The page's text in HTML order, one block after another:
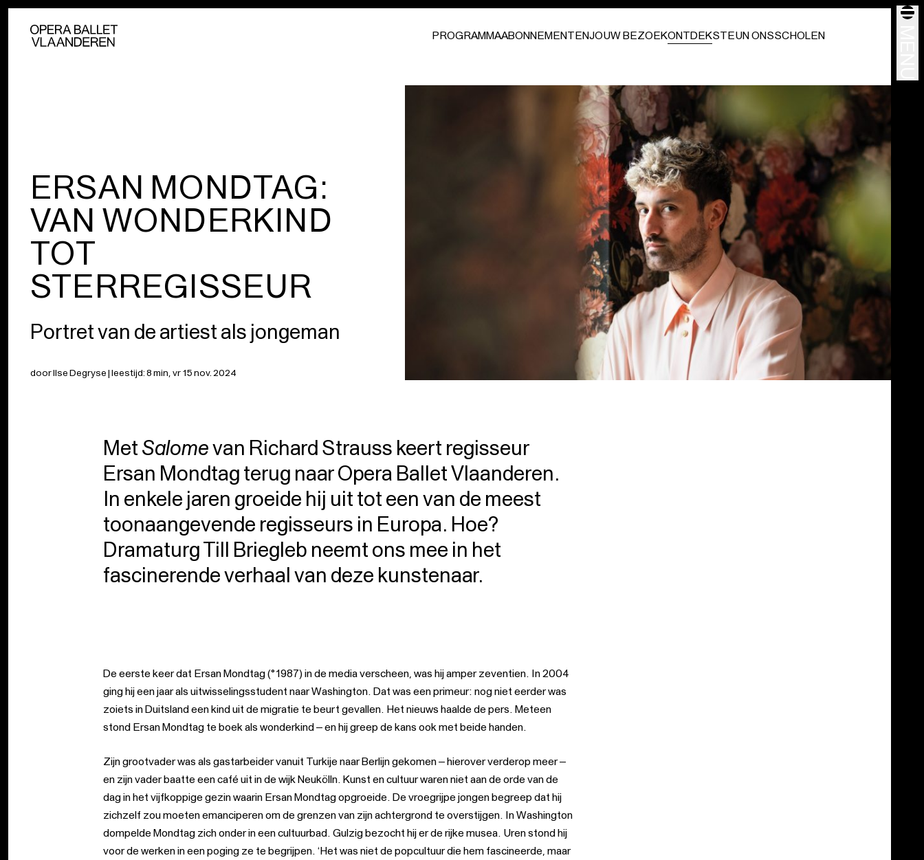
PROGRAMMAABONNEMENTENJOUW BEZOEKONTDEKSTEUN ONSSCHOLEN
ERSAN MONDTAG:
VAN WONDERKIND
TOT
STERREGISSEUR
Portret van de artiest als jongeman
door Ilse Degryse | leestijd: 8 min, vr 15 nov. 2024
MetSalomevan Richard Strauss keert regisseur
Ersan Mondtag terug naar Opera Ballet Vlaanderen.
In enkele jaren groeide hij uit tot een van de meest
toonaangevende regisseurs in Europa. Hoe?
Dramaturg Till Briegleb neemt ons mee in het
fascinerende verhaal van deze kunstenaar.
De eerste keer dat Ersan Mondtag (°1987) in de media verscheen, was hij amper zeventien. In 2004
ging hij een jaar als uitwisselingsstudent naar Washington. Dat was een primeur: nog niet eerder was
zoiets in Duitsland een kind uit de migratie te beurt gevallen. Het nieuws haalde de pers. Meteen
stond Ersan Mondtag te boek als wonderkind – en hij greep de kans ook met beide handen.
Zijn grootvader was als gastarbeider vanuit Turkije naar Berlijn gekomen – hierover verderop meer –
en zijn vader baatte een café uit in de wijk Neukölln. Kunst en cultuur waren niet aan de orde van de
dag in het vijfkoppige gezin waarin Ersan Mondtag opgroeide. De vroegrijpe jongen begreep dat hij
zichzelf zou moeten emanciperen om de grenzen van zijn achtergrond te overstijgen. In Washington
dompelde Mondtag zich onder in een cultuurbad. Gulzig bezocht hij er de rijke musea. Uren stond hij
voor de werken in een poging ze te begrijpen. ‘Het was niet de popcultuur die hem fascineerde, maar